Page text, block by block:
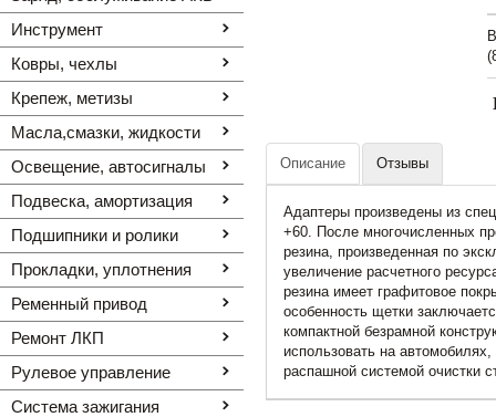
Инструмент
Ковры, чехлы
Крепеж, метизы
Масла,смазки, жидкости
Освещение, автоcигналы
Подвеска, амортизация
Подшипники и ролики
Прокладки, уплотнения
Ременный привод
Ремонт ЛКП
Рулевое управление
Система зажигания
Описание Отзывы
Адаптеры произведены из
+60. После многочисленных
резина, произведенная по
увеличение расчетного
резина имеет графитовое
особенность щетки
компактной безрамной
использовать на
распашной системой очистки